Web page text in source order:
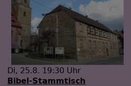
Di, 25.8. 19:30 Uhr
Bibel-Stammtisch